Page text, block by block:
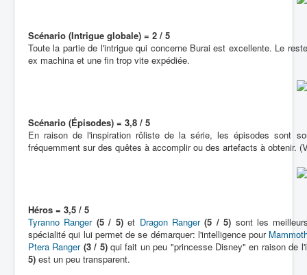
Scénario (Intrigue globale) = 2 / 5
Toute la partie de l'intrigue qui concerne Burai est excellente. Le
ex machina et une fin trop vite expédiée.
Scénario (Épisodes) = 3,8 / 5
En raison de l'inspiration rôliste de la série, les épisodes sont
fréquemment sur des quêtes à accomplir ou des artefacts à obtenir.
Héros = 3,5 / 5
Tyranno Ranger (5 / 5)et Dragon Ranger (5 / 5) sont les
spécialité qui lui permet de se démarquer: l'intelligence pour
Ptera Ranger (3 / 5)qui fait un peu "princesse Disney" en raison de
5) est un peu transparent.